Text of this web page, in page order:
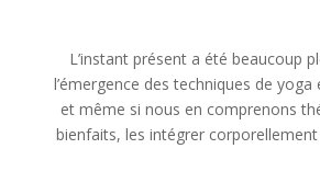
L’instant présent a été beaucoup
l’émergence des techniques de
et même si nous en comprenons
bienfaits, les intégrer